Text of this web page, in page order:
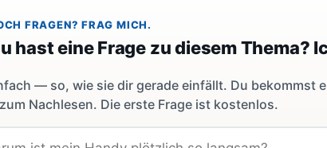
FRAGEN? FRAG MICH.
hast eine Frage zu diesem Thema?
— so, wie sie dir gerade einfällt. Du bekommst
Nachlesen. Die erste Frage ist kostenlos.